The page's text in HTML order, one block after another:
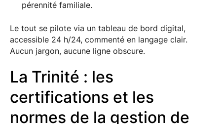
pérennité familiale.
Le tout se pilote via un tableau de bord digital,
accessible 24 h/24, commenté en langage clair.
Aucun jargon, aucune ligne obscure.
La Trinité : les
certifications et les
normes de la gestion de